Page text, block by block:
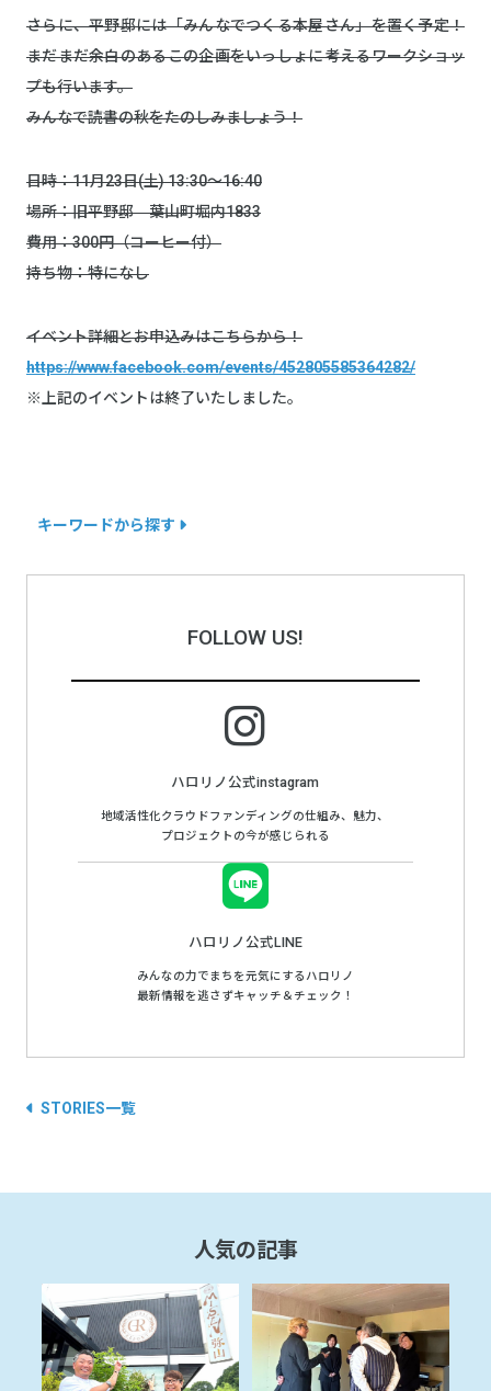
さらに、平野邸には「みんなでつくる本屋さん」を置く予定！
まだまだ余白のあるこの企画をいっしょに考えるワークショッ
プも行います。
みんなで読書の秋をたのしみましょう！
日時：11月23日(土) 13:30〜16:40
場所：旧平野邸 葉山町堀内1833
費用：300円（コーヒー付）
持ち物：特になし
イベント詳細とお申込みはこちらから！
https://www.facebook.com/events/452805585364282/
※上記のイベントは終了いたしました。
キーワードから探す
FOLLOW US!
ハロリノ公式instagram
地域活性化クラウドファンディングの仕組み、魅力、
プロジェクトの今が感じられる
ハロリノ公式LINE
みんなの力でまちを元気にするハロリノ
最新情報を逃さずキャッチ＆チェック！
STORIES一覧
人気の記事